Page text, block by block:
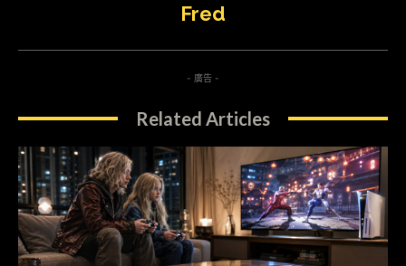
Fred
- 廣告 -
Related Articles